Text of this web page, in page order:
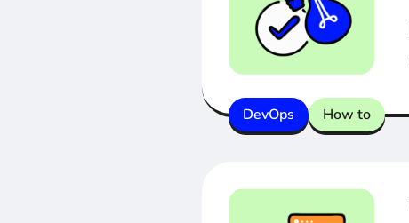
DevOps How to